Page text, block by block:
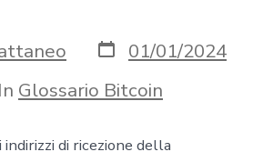
Data
articolo
01/01/2024
In Glossario Bitcoin
di ricezione della